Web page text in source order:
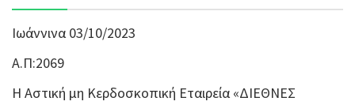
Ιωάννινα 03/10/2023
Α.Π:2069
Η Αστική μη Κερδοσκοπική Εταιρεία «ΔΙΕΘΝΕΣ